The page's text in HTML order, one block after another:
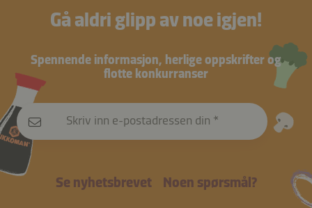
Gå aldri glipp av noe igjen!
Spennende informasjon, herlige oppskrifter og
flotte konkurranser
Skriv inn e-postadressen din
Se nyhetsbrevet Noen spørsmål?